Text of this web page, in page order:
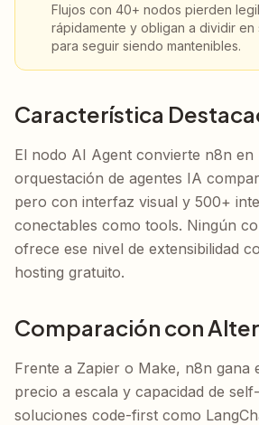
Flujos con 40+ nodos pierden
rápidamente y obligan a dividir
para seguir siendo mantenibles.
Característica
El nodo AI Agent convierte n8n en
orquestación de agentes IA
pero con interfaz visual y 500+
conectables como tools. Ningún
ofrece ese nivel de extensibilidad
hosting gratuito.
Comparación con
Frente a Zapier o Make, n8n gana
precio a escala y capacidad de
soluciones code-first como